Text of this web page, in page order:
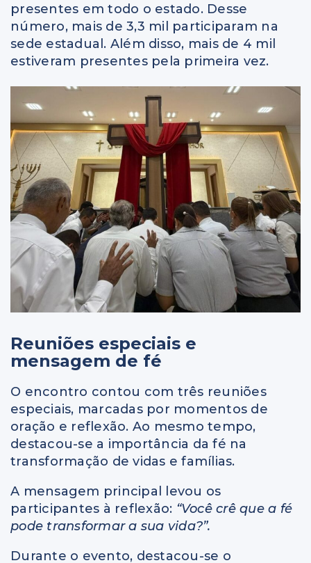
presentes em todo o estado. Desse
número, mais de 3,3 mil participaram na
sede estadual. Além disso, mais de 4 mil
estiveram presentes pela primeira vez.
Reuniões especiais e
mensagem de fé
O encontro contou com três reuniões
especiais, marcadas por momentos de
oração e reflexão. Ao mesmo tempo,
destacou-se a importância da fé na
transformação de vidas e famílias.
A mensagem principal levou os
participantes à reflexão: “Você crê que a fé
pode transformar a sua vida?”.
Durante o evento, destacou-se o